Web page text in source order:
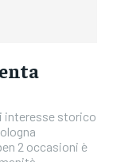
interesse storico
2 occasioni è